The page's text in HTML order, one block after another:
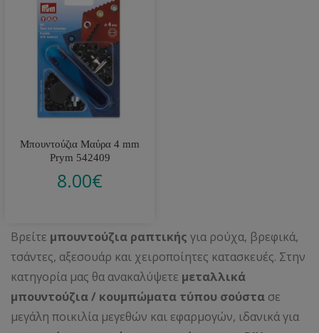
Μπουντούζια Μαύρα 4 mm
Prym 542409
8.00€
Βρείτε μπουντούζια ραπτικής για ρούχα, βρεφικά,
τσάντες, αξεσουάρ και χειροποίητες κατασκευές. Στην
κατηγορία μας θα ανακαλύψετε μεταλλικά
μπουντούζια / κουμπώματα τύπου σούστα σε
μεγάλη ποικιλία μεγεθών και εφαρμογών, ιδανικά για